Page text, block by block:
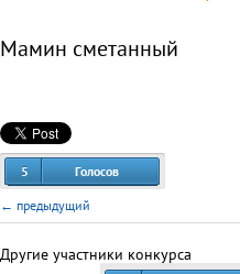
Мамин сметанный
5 Голосов
← предыдущий
Другие участники конкурса